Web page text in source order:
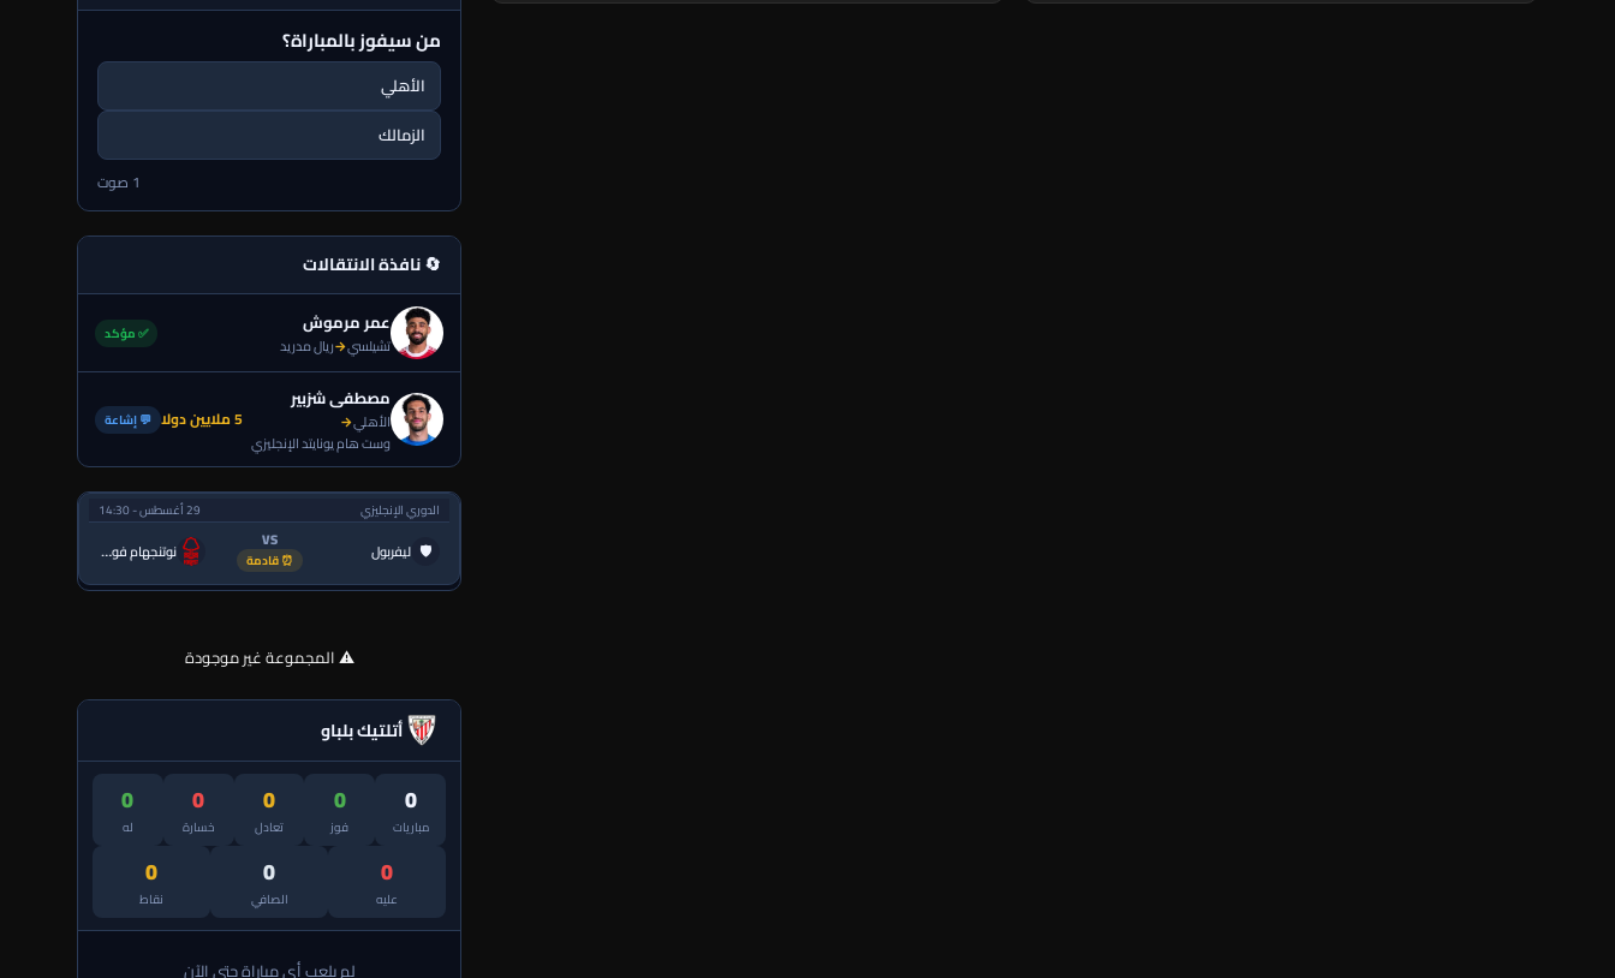
من سيفوز بالمباراة؟
الأهلي
الزمالك
1 صوت
🔄 نافذة الانتقالات
عمر مرموش
تشيلسي→ريال مدريد
✅ مؤكد
مصطفى شزبير
الأهلي→
وست هام يونايتد الإنجليزي
5 ملايين دولا 💬 إشاعة
الدوري الإنجليزي 29 أغسطس - 14:30
🛡 ليفربول VS
⏰ قادمة نوتنجهام فورست
⚠️ المجموعة غير موجودة
أتلتيك بلباو
0
مباريات
0
فوز
0
تعادل
0
خسارة
0
له
0
عليه
0
الصافي
0
نقاط
لم يلعب أي مباراة حتى الآن